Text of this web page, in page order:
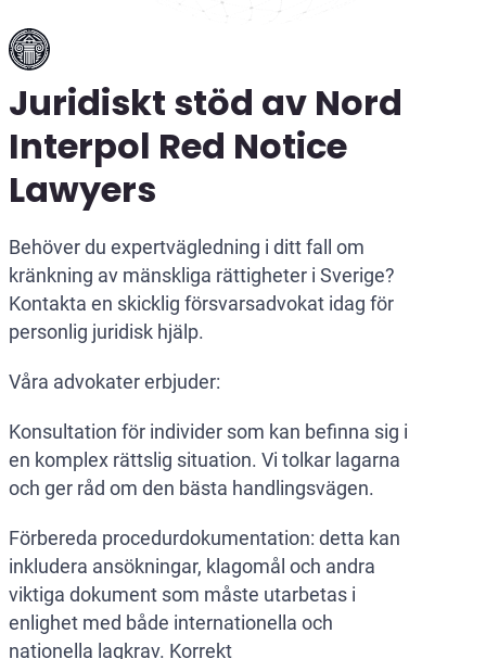
Juridiskt stöd av Nord
Interpol Red Notice
Lawyers
Behöver du expertvägledning i ditt fall om
kränkning av mänskliga rättigheter i Sverige?
Kontakta en skicklig försvarsadvokat idag för
personlig juridisk hjälp.
Våra advokater erbjuder:
Konsultation för individer som kan befinna sig i
en komplex rättslig situation. Vi tolkar lagarna
och ger råd om den bästa handlingsvägen.
Förbereda procedurdokumentation: detta kan
inkludera ansökningar, klagomål och andra
viktiga dokument som måste utarbetas i
enlighet med både internationella och
nationella lagkrav. Korrekt